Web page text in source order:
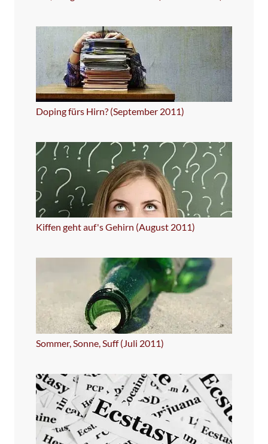
Doping fürs Hirn? (September 2011)
Kiffen geht auf's Gehirn (August 2011)
Sommer, Sonne, Suff (Juli 2011)